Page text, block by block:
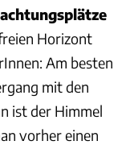
Horizont
Am besten
mit den
ist der Himmel
vorher einen